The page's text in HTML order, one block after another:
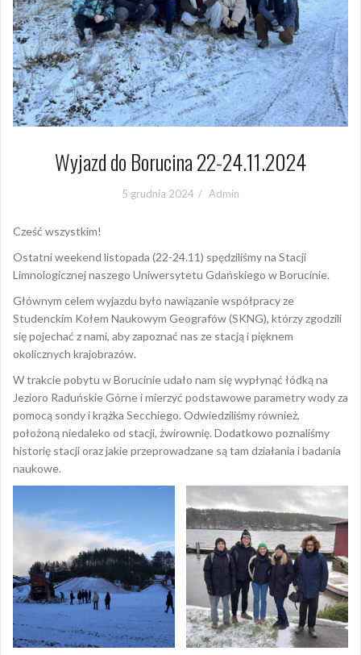
Wyjazd do Borucina 22-24.11.2024
5 grudnia 2024 Admin
Cześć wszystkim!
Ostatni weekend listopada (22-24.11) spędziliśmy na Stacji
Limnologicznej naszego Uniwersytetu Gdańskiego w Borucinie.
Głównym celem wyjazdu było nawiązanie współpracy ze
Studenckim Kołem Naukowym Geografów (SKNG), którzy zgodzili
się pojechać z nami, aby zapoznać nas ze stacją i pięknem
okolicznych krajobrazów.
W trakcie pobytu w Borucinie udało nam się wypłynąć łódką na
Jezioro Raduńskie Górne i mierzyć podstawowe parametry wody za
pomocą sondy i krążka Secchiego. Odwiedziliśmy również,
położoną niedaleko od stacji, żwirownię. Dodatkowo poznaliśmy
historię stacji oraz jakie przeprowadzane są tam działania i badania
naukowe.